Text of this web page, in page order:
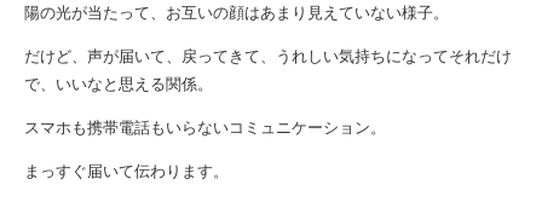
陽の光が当たって、お互いの顔はあまり見えていない様子。
だけど、声が届いて、戻ってきて、うれしい気持ちになってそれだけ
で、いいなと思える関係。
スマホも携帯電話もいらないコミュニケーション。
まっすぐ届いて伝わります。